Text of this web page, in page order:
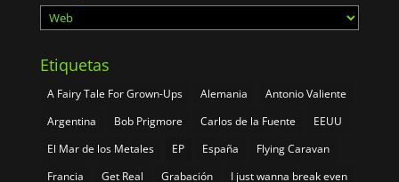
Categorías
Etiquetas
A Fairy Tale For Grown-Ups Alemania
Antonio Valiente
Argentina
Bob Prigmore Carlos de la Fuente
EEUU
El Mar de los Metales
EP España
Flying Caravan
Francia
Get Real Grabación
I just wanna break even